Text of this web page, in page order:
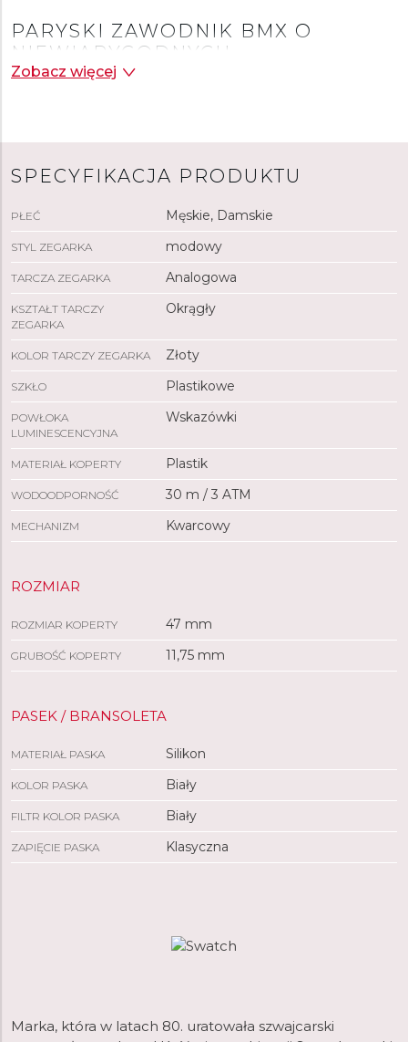
PARYSKI ZAWODNIK BMX O
NIEWIARYGODNYCH
UMIEJĘTNOŚCIACH
entuzjazm na trybunach dzięki naturalnej charyzmie,
umiejętnościom jazdy na rowerze.
Zobacz więcej
SPECYFIKACJA PRODUKTU
PŁEĆ Męskie, Damskie
STYL ZEGARKA modowy
TARCZA ZEGARKA Analogowa
KSZTAŁT TARCZY
ZEGARKA
Okrągły
KOLOR TARCZY ZEGARKA Złoty
SZKŁO Plastikowe
POWŁOKA
LUMINESCENCYJNA
Wskazówki
MATERIAŁ KOPERTY Plastik
WODOODPORNOŚĆ 30 m / 3 ATM
MECHANIZM Kwarcowy
ROZMIAR
ROZMIAR KOPERTY 47 mm
GRUBOŚĆ KOPERTY 11,75 mm
PASEK / BRANSOLETA
MATERIAŁ PASKA Silikon
KOLOR PASKA Biały
FILTR KOLOR PASKA Biały
ZAPIĘCIE PASKA Klasyczna
Marka, która w latach 80. uratowała szwajcarski